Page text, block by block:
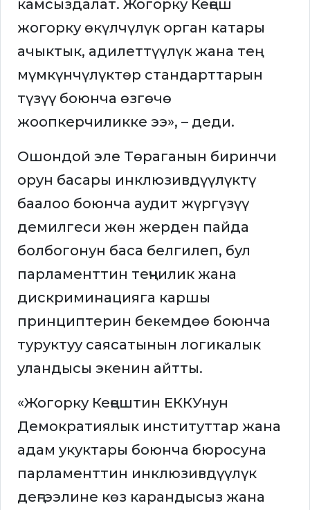
камсыздалат. Жогорку Кеңеш
жогорку өкүлчүлүк орган катары
ачыктык, адилеттүүлүк жана тең
мүмкүнчүлүктөр стандарттарын
түзүү боюнча өзгөчө
жоопкерчиликке ээ», – деди.
Ошондой эле Төраганын биринчи
орун басары инклюзивдүүлүктү
баалоо боюнча аудит жүргүзүү
демилгеси жөн жерден пайда
болбогонун баса белгилеп, бул
парламенттин теңчилик жана
дискриминацияга каршы
принциптерин бекемдөө боюнча
туруктуу саясатынын логикалык
уландысы экенин айтты.
«Жогорку Кеңештин ЕККУнун
Демократиялык институттар жана
адам укуктары боюнча бюросуна
парламенттин инклюзивдүүлүк
деңгээлине көз карандысыз жана